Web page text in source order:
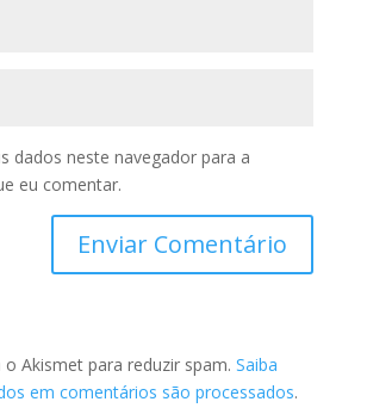
dados neste navegador para a
eu comentar.
o Akismet para reduzir spam. Saiba
em comentários são processados.